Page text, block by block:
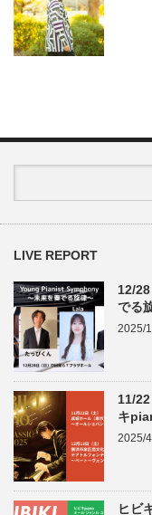
LIVE REPORT
12/
でる
2025/
11/
キ
2025/
ヒビ